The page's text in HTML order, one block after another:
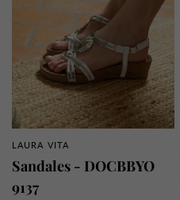
APERÇU RAPIDE
LAURA VITA
Sandales - DOCBBYO
9137